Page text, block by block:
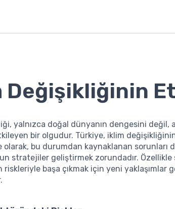
Değişikliğinin
yalnızca doğal dünyanın dengesini değil,
bir olgudur. Türkiye, iklim
olarak, bu durumdan kaynaklanan sorunları
stratejiler geliştirmek zorundadır.
riskleriyle başa çıkmak için yeni yaklaşımlar